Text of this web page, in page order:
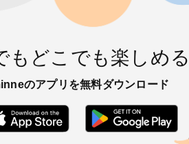
もどこでも楽しめる
のアプリを無料ダウンロード
App Store からダウンロー